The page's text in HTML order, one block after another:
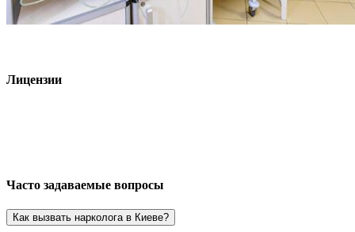
Лицензии
Часто задаваемые вопросы
Как вызвать нарколога в Киеве?